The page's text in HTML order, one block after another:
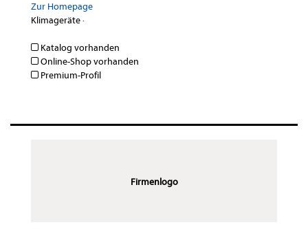
Zur Homepage
Klimageräte·
Katalog vorhanden
Online-Shop vorhanden
Premium-Profil
Firmenlogo